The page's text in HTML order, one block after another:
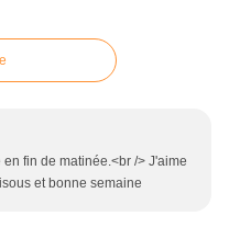
fin de matinée.<br /> J'aime
et bonne semaine